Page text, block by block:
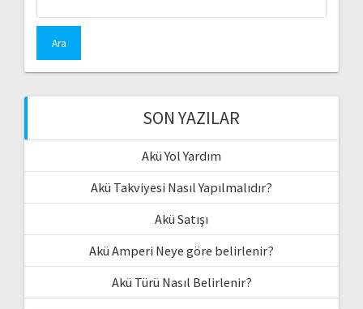
SON YAZILAR
Akü Yol Yardım
Akü Takviyesi Nasıl Yapılmalıdır?
Akü Satışı
Akü Amperi Neye göre belirlenir?
Akü Türü Nasıl Belirlenir?